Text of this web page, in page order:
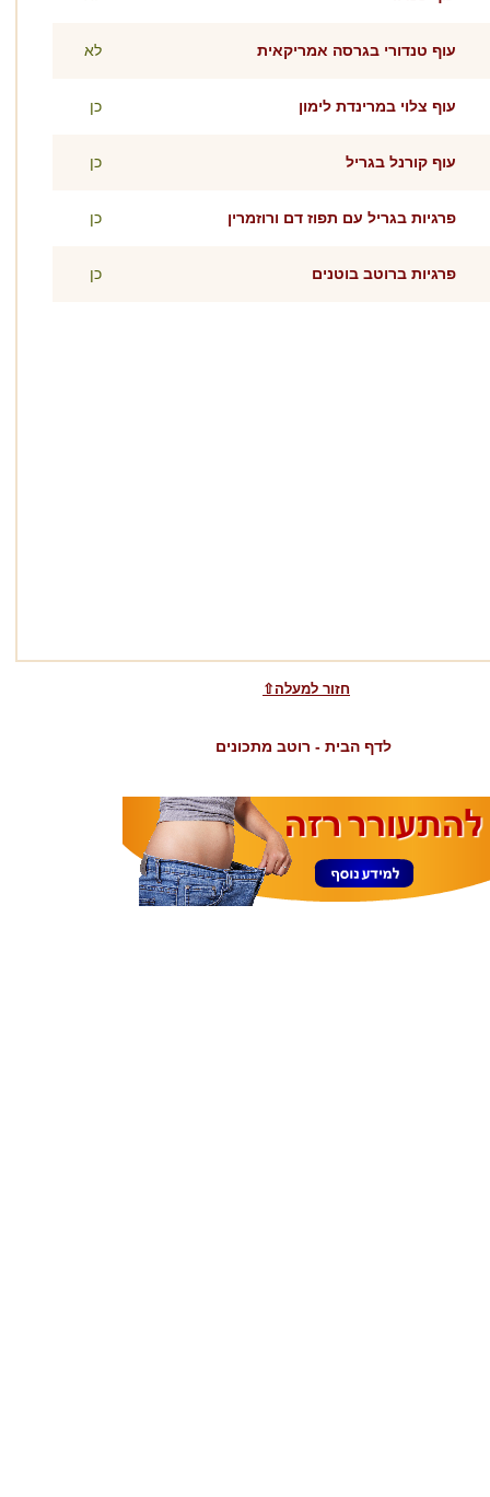
עוף טנדורי בגרסה אמריקאית לא
עוף צלוי במרינדת לימון כן
עוף קורנל בגריל כן
פרגיות בגריל עם תפוז דם ורוזמרין כן
פרגיות ברוטב בוטנים כן
⇧חזור למעלה
לדף הבית - רוטב מתכונים